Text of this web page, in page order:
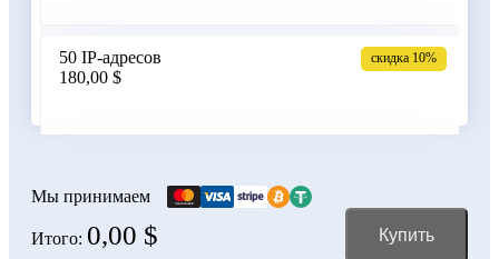
Боливия
50 IP-адресов
180,00 $
скидка 10%
356,00 $
Мы принимаем
Итого: 0,00 $ Купить